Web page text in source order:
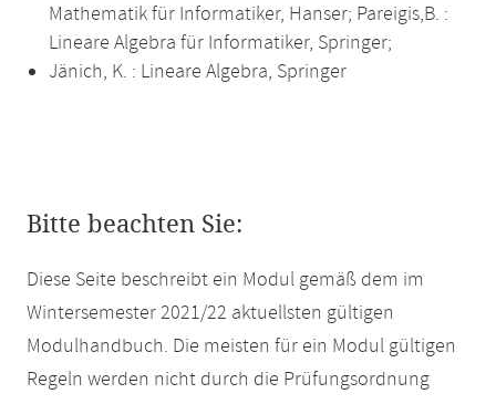
Mathematik für Informatiker, Hanser; Pareigis,B. :
Lineare Algebra für Informatiker, Springer;
Jänich, K. : Lineare Algebra, Springer
Bitte beachten Sie:
Diese Seite beschreibt ein Modul gemäß dem im
Wintersemester 2021/22 aktuellsten gültigen
Modulhandbuch. Die meisten für ein Modul gültigen
Regeln werden nicht durch die Prüfungsordnung